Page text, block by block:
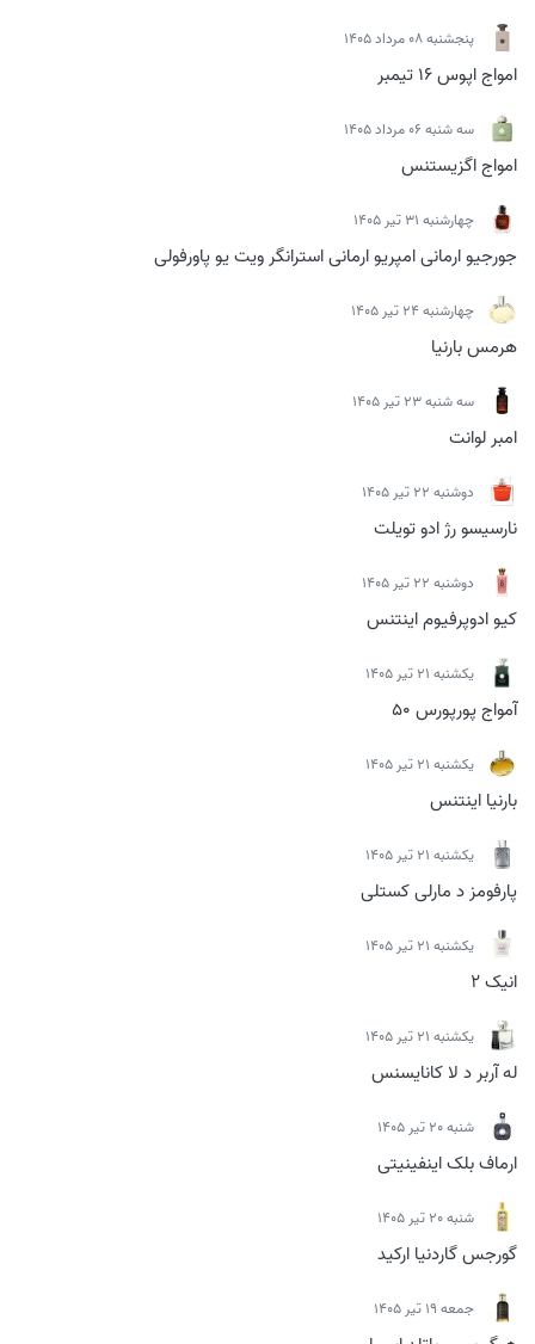
پنجشنبه 08 مرداد 1405
امواج اپوس 16 تیمبر
سه شنبه 06 مرداد 1405
امواج اگزیستنس
چهارشنبه 31 تیر 1405
جورجیو ارمانی امپریو ارمانی استرانگر ویت یو پاورفولی
چهارشنبه 24 تیر 1405
هرمس بارنیا
سه شنبه 23 تیر 1405
امبر لوانت
دوشنبه 22 تیر 1405
نارسیسو رژ ادو تویلت
دوشنبه 22 تیر 1405
کیو ادوپرفیوم اینتنس
يكشنبه 21 تیر 1405
آمواج پورپورس 50
يكشنبه 21 تیر 1405
بارنیا اینتنس
يكشنبه 21 تیر 1405
پارفومز د مارلی کستلی
يكشنبه 21 تیر 1405
انیک 2
يكشنبه 21 تیر 1405
له آربر د لا کانایسنس
شنبه 20 تیر 1405
ارماف بلک اینفینیتی
شنبه 20 تیر 1405
گورجس گاردنیا ارکید
جمعه 19 تیر 1405